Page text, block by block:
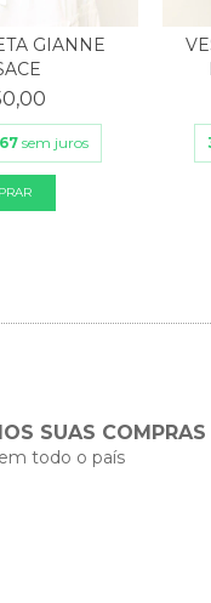
GIANNE
sem juros
SUAS COMPRAS
todo o país